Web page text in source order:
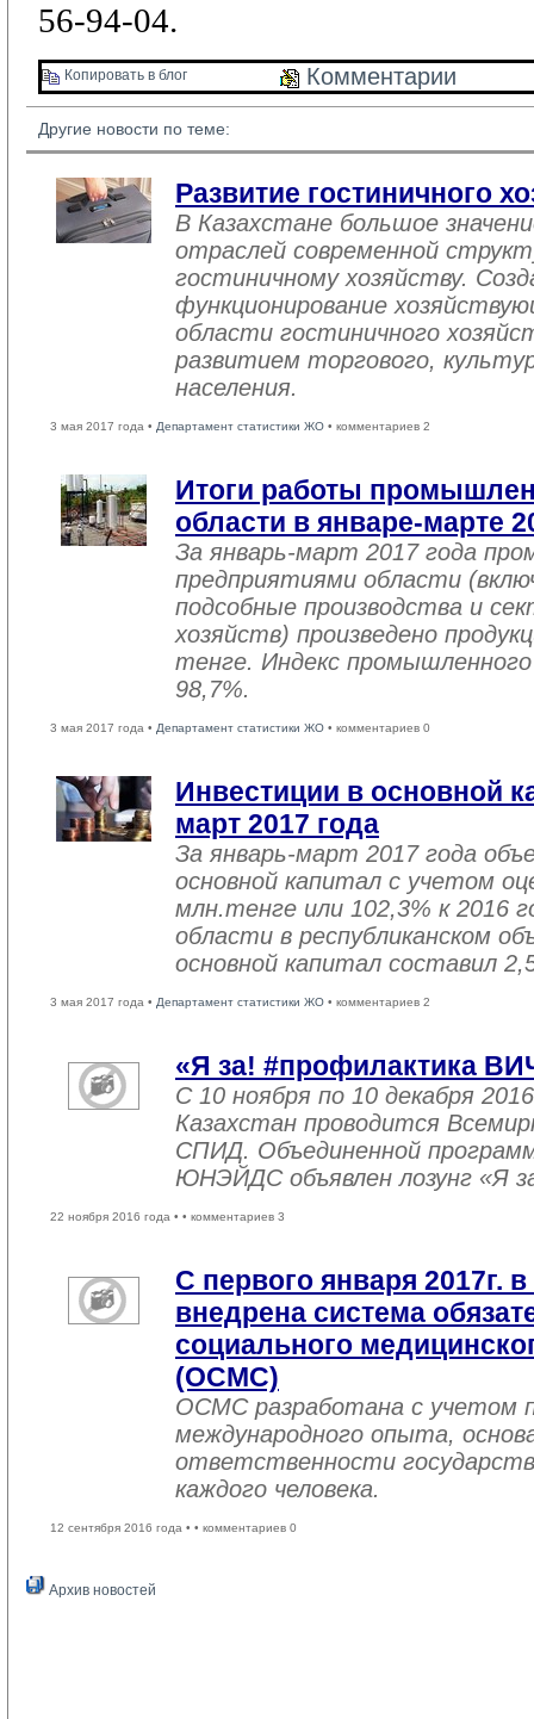
56-94-04.
Копировать в блог Комментарии
Другие новости по теме:
Развитие гостиничного
В Казахстане большое
отраслей современной
гостиничному хозяйству.
функционирование
области гостиничного
развитием торгового,
населения.
3 мая 2017 года • Департамент статистики ЖО • комментариев 2
Итоги работы
области в январе-марте
За январь-март 2017 года
предприятиями области
подсобные производства и
хозяйств) произведено
тенге. Индекс
98,7%.
3 мая 2017 года • Департамент статистики ЖО • комментариев 0
Инвестиции в основной
март 2017 года
За январь-март 2017 года
основной капитал с учетом
млн.тенге или 102,3% к 2016
области в республиканском
основной капитал составил
3 мая 2017 года • Департамент статистики ЖО • комментариев 2
«Я за! #профилактика
С 10 ноября по 10 декабря
Казахстан проводится
СПИД. Объединенной
ЮНЭЙДС объявлен лозунг «Я
22 ноября 2016 года • • комментариев 3
С первого января 2017г.
внедрена система
социального
(ОСМС)
ОСМС разработана с учетом
международного опыта,
ответственности
каждого человека.
12 сентября 2016 года • • комментариев 0
Архив новостей